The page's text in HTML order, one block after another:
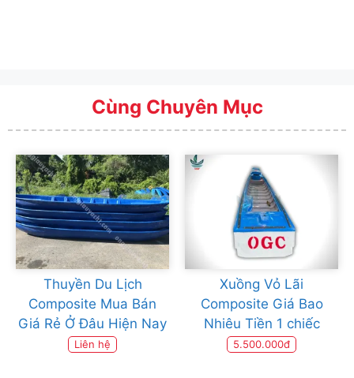
Cùng Chuyên Mục
Thuyền Du Lịch
Composite Mua Bán
Giá Rẻ Ở Đâu Hiện Nay
Liên hệ
Xuồng Vỏ Lãi
Composite Giá Bao
Nhiêu Tiền 1 chiếc
5.500.000đ